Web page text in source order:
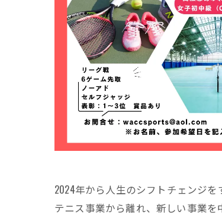
2024年から人生のシフトチェンジ
テニス事業から離れ、新しい事業を